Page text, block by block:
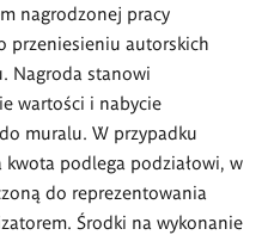
nagrodzonej pracy
przeniesieniu autorskich
Nagroda stanowi
wartości i nabycie
muralu. W przypadku
kwota podlega podziałowi, w
do reprezentowania
Środki na wykonanie